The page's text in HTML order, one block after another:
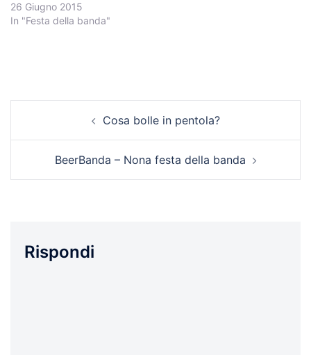
26 Giugno 2015
In "Festa della banda"
Cosa bolle in pentola?
BeerBanda – Nona festa della banda
Rispondi